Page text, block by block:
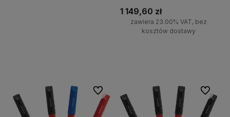
1 149,60 zł
zawiera 23.00% VAT, bez
kosztów dostawy
Do ulubionych Do